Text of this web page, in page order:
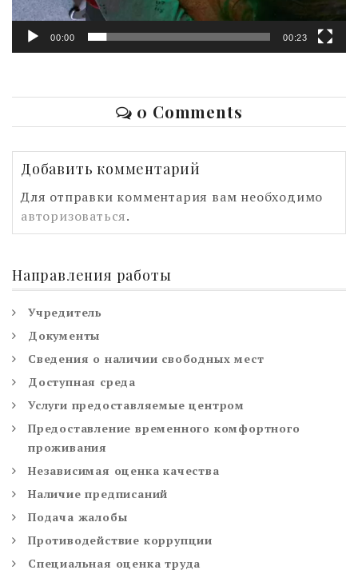
00:00 00:23
0 Comments
Добавить комментарий
Для отправки комментария вам необходимо
авторизоваться.
Направления работы
Учредитель
Документы
Сведения о наличии свободных мест
Доступная среда
Услуги предоставляемые центром
Предоставление временного комфортного
проживания
Независимая оценка качества
Наличие предписаний
Подача жалобы
Противодействие коррупции
Специальная оценка труда